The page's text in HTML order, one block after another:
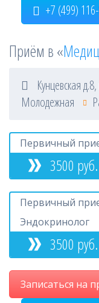
+7 (499)
Приём в «
Кунцевская
Молодежная
Первичный
3500 руб.
Первичный
Эндокринолог
3500 руб.
Записаться на